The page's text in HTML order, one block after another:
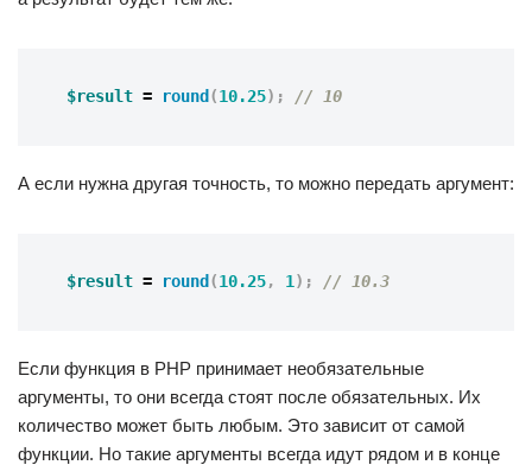
$result = round (10.25); // 10
А если нужна другая точность, то можно передать аргумент:
$result = round (10.25, 1 ); // 10.3
Если функция в PHP принимает необязательные
аргументы, то они всегда стоят после обязательных. Их
количество может быть любым. Это зависит от самой
функции. Но такие аргументы всегда идут рядом и в конце